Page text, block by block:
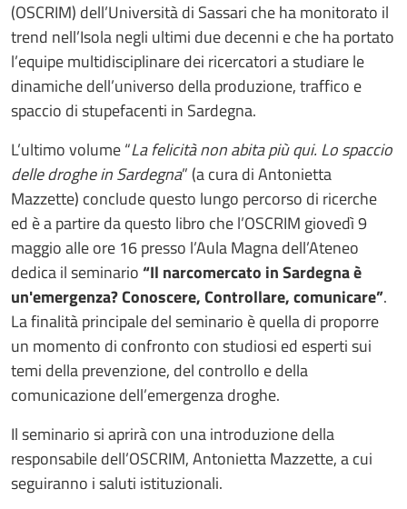
(OSCRIM) dell’Università di Sassari che ha monitorato il
trend nell’Isola negli ultimi due decenni e che ha portato
l’equipe multidisciplinare dei ricercatori a studiare le
dinamiche dell’universo della produzione, traffico e
spaccio di stupefacenti in Sardegna.
L’ultimo volume “La felicità non abita più qui. Lo spaccio
delle droghe in Sardegna” (a cura di Antonietta
Mazzette) conclude questo lungo percorso di ricerche
ed è a partire da questo libro che l’OSCRIM giovedì 9
maggio alle ore 16 presso l’Aula Magna dell’Ateneo
dedica il seminario“Il narcomercato in Sardegna è
un'emergenza? Conoscere, Controllare, comunicare”.
La finalità principale del seminario è quella di proporre
un momento di confronto con studiosi ed esperti sui
temi della prevenzione, del controllo e della
comunicazione dell’emergenza droghe.
Il seminario si aprirà con una introduzione della
responsabile dell’OSCRIM, Antonietta Mazzette, a cui
seguiranno i saluti istituzionali.